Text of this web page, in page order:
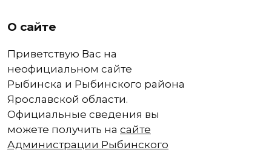
О сайте
Приветствую Вас на
неофициальном сайте
Рыбинска и Рыбинского района
Ярославской области.
Официальные сведения вы
можете получить на сайте
Администрации Рыбинского